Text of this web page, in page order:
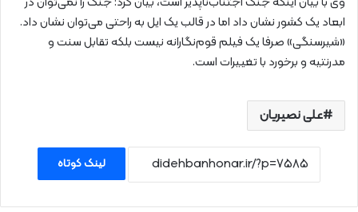
ابعاد یک کشور نشان داد اما در قالب یک ایل به راحتی می‌توان نشان داد. ‌
«شیرسنگی» صرفا یک فیلم قوم‌نگارانه نیست بلکه تقابل سنت و
مدرنتیه و برخورد با تغییرات است.
علی نصیریان
لینک کوتاه